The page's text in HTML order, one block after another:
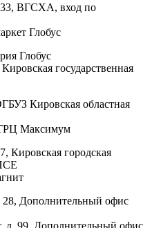
ВГСХА, вход по
Глобус
Глобус
государственная
Кировская областная
ТРЦ Максимум
Кировская городская
28, Дополнительный офис
д. 99, Дополнительный офис